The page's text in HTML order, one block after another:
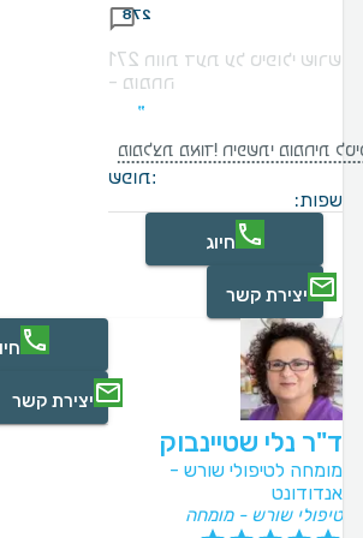
278
271 חוות דעת על טיפולי שורש
- מומחה
המכשור והציוד הכי מתקדם. תודה!
שפות:
שפות:
חיוג
יצירת קשר
ד"ר נלי שטיינבוק
מומחה לטיפולי שורש -
אנדודונט
טיפולי שורש - מומחה
יצירת קשר